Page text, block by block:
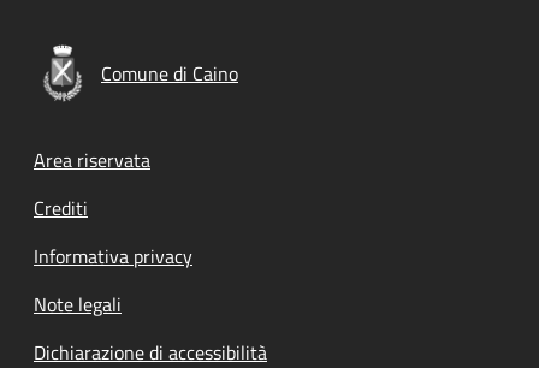
Comune di Caino
Footer menu
Area riservata
Crediti
Informativa privacy
Note legali
Dichiarazione di accessibilità